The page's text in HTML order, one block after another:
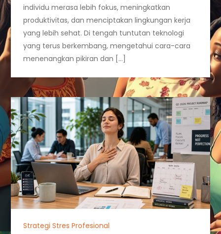
individu merasa lebih fokus, meningkatkan
produktivitas, dan menciptakan lingkungan kerja
yang lebih sehat. Di tengah tuntutan teknologi
yang terus berkembang, mengetahui cara-cara
menenangkan pikiran dan […]
Strategi Stres Profesional